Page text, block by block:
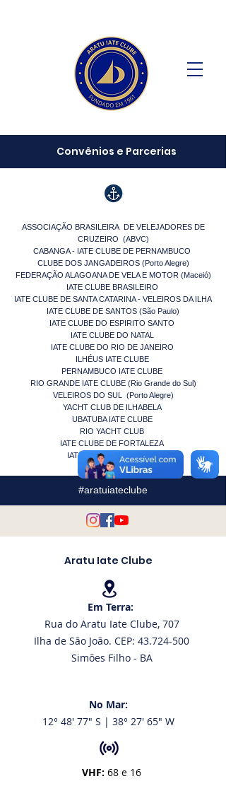
Convênios e Parcerias
ASSOCIAÇÃO BRASILEIRA DE VELEJADORES DE
CRUZEIRO (ABVC)
CABANGA - IATE CLUBE DE PERNAMBUCO
CLUBE DOS JANGADEIROS (Porto Alegre)
FEDERAÇÃO ALAGOANA DE VELA E MOTOR (Maceió)
IATE CLUBE BRASILEIRO
IATE CLUBE DE SANTA CATARINA - VELEIROS DA ILHA
IATE CLUBE DE SANTOS (São Paulo)
IATE CLUBE DO ESPIRITO SANTO
IATE CLUBE DO NATAL
IATE CLUBE DO RIO DE JANEIRO
ILHÉUS IATE CLUBE
PERNAMBUCO IATE CLUBE
RIO GRANDE IATE CLUBE (Rio Grande do Sul)
VELEIROS DO SUL (Porto Alegre)
YACHT CLUB DE ILHABELA
UBATUBA IATE CLUBE
RIO YACHT CLUB
IATE CLUBE DE FORTALEZA
IATE CLUBE DA PARAIBA
#aratuiateclube
Aratu Iate Clube
Em Terra:
Rua do Aratu Iate Clube, 707
Ilha de São João. CEP: 43.724-500
Simões Filho - BA
No Mar:
12° 48' 77" S | 38° 27' 65" W
VHF: 68 e 16